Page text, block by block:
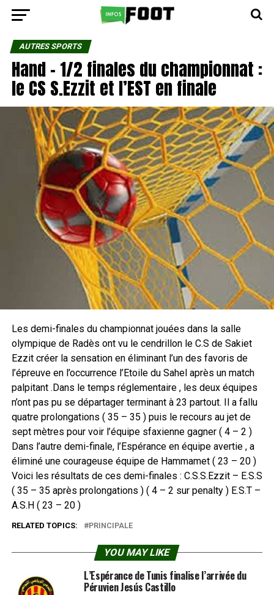
AUTRES SPORTS
Hand – 1/2 finales du championnat :
le CS S.Ezzit et l’EST en finale
Les demi-finales du championnat jouées dans la salle
olympique de Radès ont vu le cendrillon le C.S de Sakiet
Ezzit créer la sensation en éliminant l’un des favoris de
l’épreuve en l’occurrence l’Etoile du Sahel après un match
palpitant .Dans le temps réglementaire , les deux équipes
n’ont pas pu se départager terminant à 23 partout. Il a fallu
quatre prolongations ( 35 – 35 ) puis le recours au jet de
sept mètres pour voir l’équipe sfaxienne gagner ( 4 – 2 )
Dans l’autre demi-finale, l’Espérance en équipe avertie , a
éliminé une courageuse équipe de Hammamet ( 23 – 20 )
Voici les résultats de ces demi-finales : C.S.S.Ezzit – E.S.S
( 35 – 35 après prolongations ) ( 4 – 2 sur penalty ) E.S.T –
A.S.H ( 23 – 20 )
RELATED TOPICS: PRINCIPALE
YOU MAY LIKE
L’Espérance de Tunis finalise l’arrivée du
Péruvien Jesús Castillo